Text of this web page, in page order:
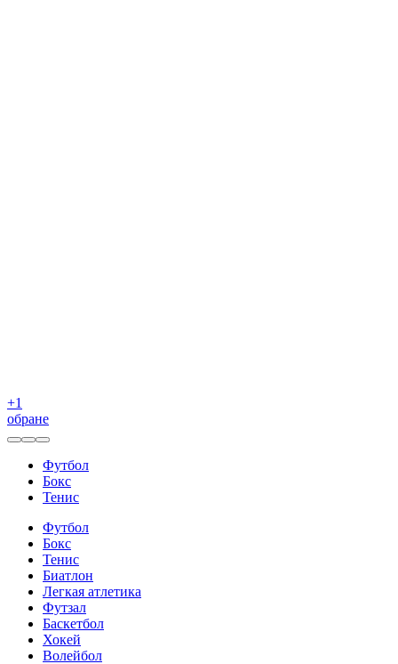
+1
обране
Футбол
Бокс
Тенис
Футбол
Бокс
Тенис
Биатлон
Легкая атлетика
Футзал
Баскетбол
Хокей
Волейбол